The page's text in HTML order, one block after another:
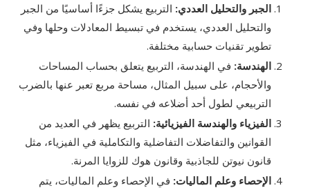
الجبر والتحليل العددي: التربيع يشكل جزءًا أساسيًا من الجبر
والتحليل العددي، يستخدم في تبسيط المعادلات وحلها وفي
تطوير تقنيات حسابية مختلفة.
الهندسة: في الهندسة، التربيع يتعلق بحساب المساحات
والأحجام، على سبيل المثال، مساحة مربع تعبر عنها بالضرب
التربيعي لطول أحد أضلاعه في نفسه.
الفيزياء والهندسة الفيزيائية: التربيع يظهر في العديد من
القوانين والتفاضلات التفاضلية والتكاملية في الفيزياء، مثل
قانون نيوتن للجاذبية وقانون هوك للزوايا المرنة.
الإحصاء وعلم الماليات: في الإحصاء وعلم الماليات، يتم